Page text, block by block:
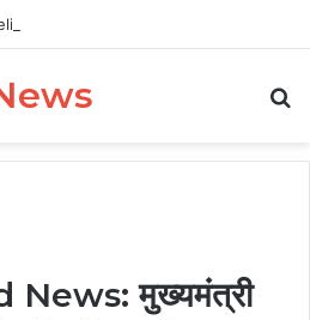
मुख्यमंत्री